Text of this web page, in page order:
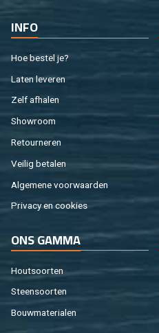
INFO
Hoe be­stel je?
Laten le­ve­ren
Zelf af­ha­len
Show­room
Re­tour­ne­ren
Vei­lig be­ta­len
Al­ge­me­ne voor­waar­den
Pri­va­cy en coo­kies
ONS GAMMA
Hout­soor­ten
Steen­soor­ten
Bouw­ma­te­ri­a­len